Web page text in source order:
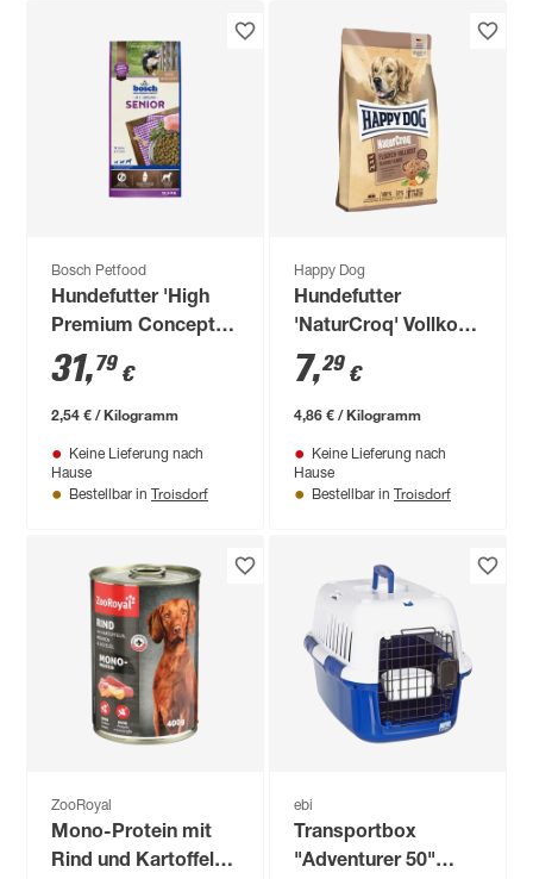
Bosch Petfood
Hundefutter 'High
Premium Concept'
Senior 12,5 kg
31,79 €
2,54 € / Kilogramm
Keine Lieferung nach
Hause
Bestellbar in Troisdorf
Happy Dog
Hundefutter
'NaturCroq' Vollkost
1,5 kg
7,29 €
4,86 € / Kilogramm
Keine Lieferung nach
Hause
Bestellbar in Troisdorf
ZooRoyal
Mono-Protein mit
Rind und Kartoffeln
ebi
Transportbox
"Adventurer 50"